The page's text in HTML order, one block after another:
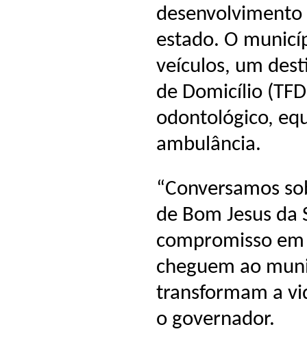
desenvolvimento
estado. O
veículos, um
de Domicílio
odontológico,
ambulância.
“Conversamos
de Bom Jesus
compromisso
cheguem ao
transformam a
o governador.